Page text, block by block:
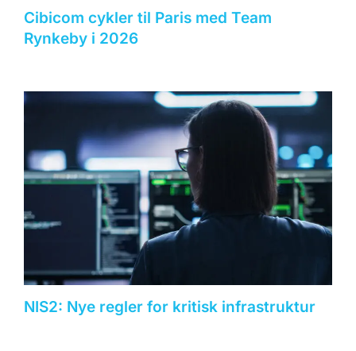
Cibicom cykler til Paris med Team
Rynkeby i 2026
NIS2: Nye regler for kritisk infrastruktur